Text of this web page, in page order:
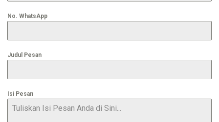
No. WhatsApp
Judul Pesan
Isi Pesan